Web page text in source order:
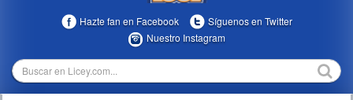
MULTIMEDIA
Hazte fan en Facebook
Síguenos en Twitter
Nuestro Instagram